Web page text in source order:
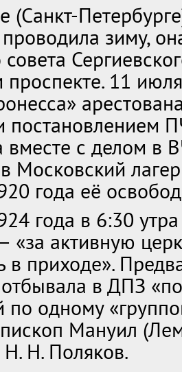
(Санкт-
зиму,
11
постановлением
вместе с делом в
Московский
года её
года в 6:30
«за активную
в приходе».
в ДПЗ
по одному
Мануил
Н. Поляков.